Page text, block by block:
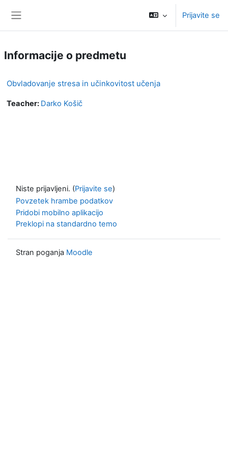
Prijavite se
Informacije o predmetu
Obvladovanje stresa in učinkovitost učenja
Teacher: Darko Košič
Niste prijavljeni. (Prijavite se)
Povzetek hrambe podatkov
Pridobi mobilno aplikacijo
Preklopi na standardno temo
Stran poganja Moodle